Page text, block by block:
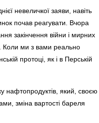
невеличкої заяви, навіть
почав реагувати. Вчора
закінчення війни і мирних
Коли ми з вами реально
протоці, як і в Перській
нафтопродуктів, який, своєю
зміна вартості бареля